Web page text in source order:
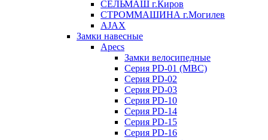
СЕЛЬМАШ г.Киров
СТРОММАШИНА г.Могилев
AJAX
Замки навесные
Apecs
Замки велосипедные
Серия PD-01 (МВС)
Серия PD-02
Серия PD-03
Серия PD-10
Серия PD-14
Серия PD-15
Серия PD-16